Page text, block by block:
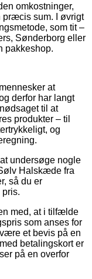
omkostninger,
præcis sum. I øvrigt
som tit –
Sønderborg eller
pakkeshop.
at
derfor har langt
til at
produkter – til
og
undersøge nogle
Halskæde fra
så du er
med, at i tilfælde
som anses for
et bevis på en
betalingskort er
på en overfor